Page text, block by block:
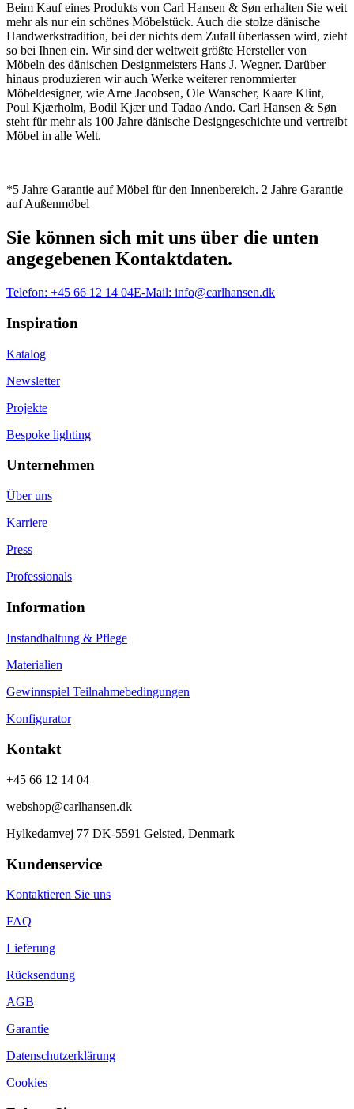
Beim Kauf eines Produkts von Carl Hansen & Søn erhalten Sie weit
mehr als nur ein schönes Möbelstück. Auch die stolze dänische
Handwerkstradition, bei der nichts dem Zufall überlassen wird, zieht
so bei Ihnen ein. Wir sind der weltweit größte Hersteller von
Möbeln des dänischen Designmeisters Hans J. Wegner. Darüber
hinaus produzieren wir auch Werke weiterer renommierter
Möbeldesigner, wie Arne Jacobsen, Ole Wanscher, Kaare Klint,
Poul Kjærholm, Bodil Kjær und Tadao Ando. Carl Hansen & Søn
steht für mehr als 100 Jahre dänische Designgeschichte und vertreibt
Möbel in alle Welt.
*5 Jahre Garantie auf Möbel für den Innenbereich. 2 Jahre Garantie
auf Außenmöbel
Sie können sich mit uns über die unten
angegebenen Kontaktdaten.
Telefon: +45 66 12 14 04E-Mail: info@carlhansen.dk
Inspiration
Katalog
Newsletter
Projekte
Bespoke lighting
Unternehmen
Über uns
Karriere
Press
Professionals
Information
Instandhaltung & Pflege
Materialien
Gewinnspiel Teilnahmebedingungen
Konfigurator
Kontakt
+45 66 12 14 04
webshop@carlhansen.dk
Hylkedamvej 77 DK-5591 Gelsted, Denmark
Kundenservice
Kontaktieren Sie uns
FAQ
Lieferung
Rücksendung
AGB
Garantie
Datenschutzerklärung
Cookies